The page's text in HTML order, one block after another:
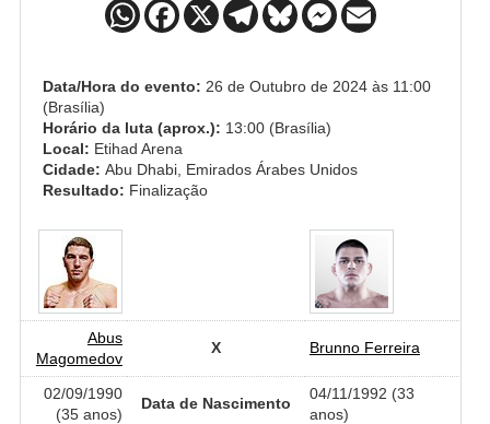
Data/Hora do evento: 26 de Outubro de 2024 às 11:00
(Brasília)
Horário da luta (aprox.): 13:00 (Brasília)
Local: Etihad Arena
Cidade: Abu Dhabi, Emirados Árabes Unidos
Resultado: Finalização
Abus
Magomedov
X Brunno Ferreira
02/09/1990
(35 anos)
Data de Nascimento
04/11/1992 (33
anos)